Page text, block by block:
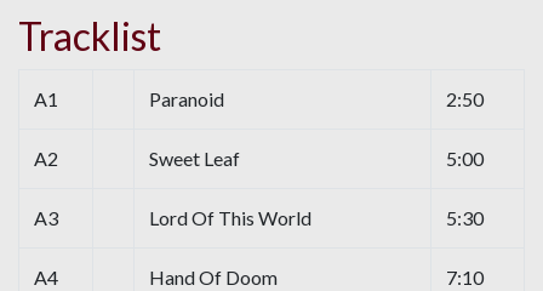
Tracklist
A1 Paranoid 2:50
A2 Sweet Leaf 5:00
A3 Lord Of This World 5:30
A4 Hand Of Doom 7:10